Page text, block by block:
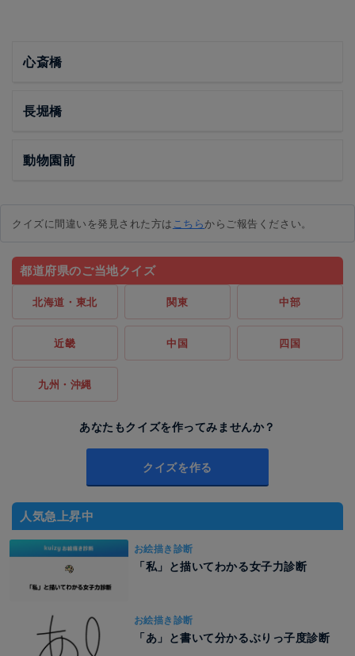
心斎橋
長堀橋
動物園前
クイズに間違いを発見された方はこちらからご報告ください。
都道府県のご当地クイズ
北海道・東北 関東 中部
近畿 中国 四国
九州・沖縄
あなたもクイズを作ってみませんか？
クイズを作る
人気急上昇中
お絵描き診断
「私」と描いてわかる女子力診断
お絵描き診断
「あ」と書いて分かるぶりっ子度診断